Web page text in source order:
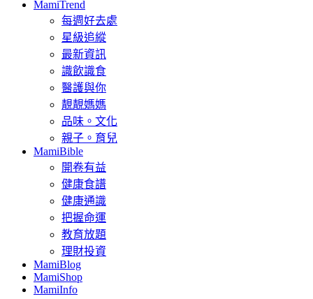
MamiTrend
每週好去處
星級追縱
最新資訊
識飲識食
醫護與你
靚靚媽媽
品味。文化
親子。育兒
MamiBible
開卷有益
健康食譜
健康通識
把握命運
教育放題
理財投資
MamiBlog
MamiShop
MamiInfo